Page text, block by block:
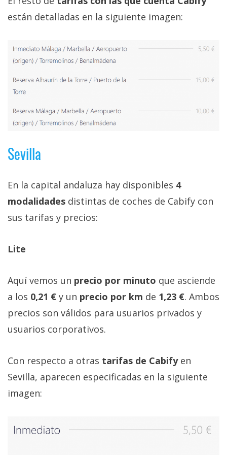
están detalladas en la siguiente imagen:
Sevilla
En la capital andaluza hay disponibles 4
modalidades distintas de coches de Cabify con
sus tarifas y precios:
Lite
Aquí vemos un precio por minuto que asciende
a los 0,21 € y un precio por km de 1,23 €. Ambos
precios son válidos para usuarios privados y
usuarios corporativos.
Con respecto a otras tarifas de Cabifyen
Sevilla, aparecen especificadas en la siguiente
imagen: